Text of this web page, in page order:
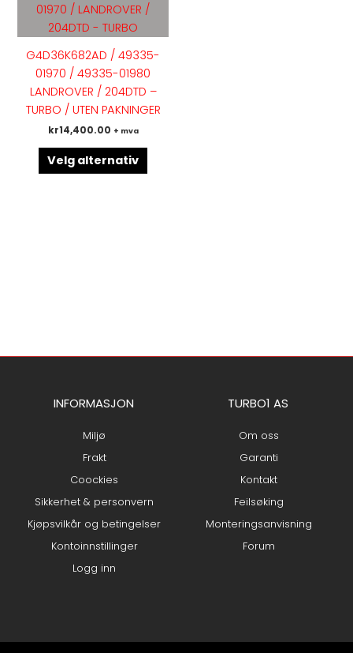
G4D36K682AD / 49335-
01970 / 49335-01980
LANDROVER / 204DTD –
TURBO / UTEN PAKNINGER
kr14,400.00 + mva
Velg alternativ
produktet
varianter.
Alternativene
velges
INFORMASJON
Miljø
Frakt
Coockies
Sikkerhet & personvern
Kjøpsvilkår og betingelser
Kontoinnstillinger
Logg inn
TURBO1 AS
Om oss
Garanti
Kontakt
Feilsøking
Monteringsanvisning
Forum